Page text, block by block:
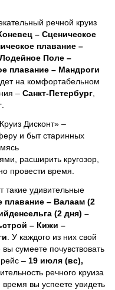
речной круиз
– Сценическое
плавание –
Поле –
плавание – Мандроги
на комфортабельном
– Санкт-Петербург
Дисконт» –
и быт старинных
расширить кругозор,
провести время.
удивительные
плавание – Валаам (2
(2 дня) –
– Кижи –
. У каждого из них свой
сумеете почувствовать
– 19 июля (вс),
речного круиза
время вы успеете увидеть